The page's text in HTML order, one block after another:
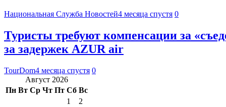
Национальная Служба Новостей4 месяца спустя 0
Туристы требуют компенсации за
за задержек AZUR air
TourDom4 месяца спустя 0
Август 2026
Пн Вт Ср Чт Пт Сб Вс
1
2